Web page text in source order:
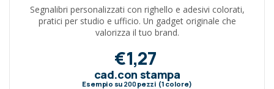
Segnalibri personalizzati con righello e adesivi colorati,
pratici per studio e ufficio. Un gadget originale che
valorizza il tuo brand.
€1,27
cad.con stampa
Esempio su 200pezzi (1 colore)